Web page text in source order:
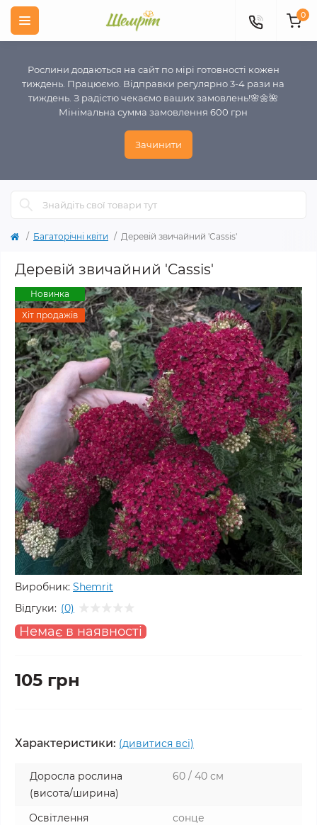
Рослини додаються на сайт по мірі готовності кожен
тиждень. Працюємо. Відправки регулярно 3-4 рази на
тиждень. З радістю чекаємо ваших замовлень!🌸🌼🌺
Мінімальна сумма замовлення 600 грн
Зачинити
0
Багаторічні квіти Деревій звичайний 'Cassis'
Деревій звичайний 'Cassis'
Новинка
Хіт продажів
Виробник: Shemrit
Відгуки: (0)
Немає в наявності
105 грн
Характеристики: (дивитися всі)
Доросла рослина
(висота/ширина)
60 / 40 см
Освітлення
сонце